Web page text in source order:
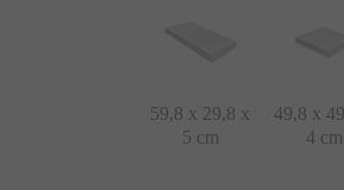
59,8 x 29,8 x
5 cm
49,8 x
4 cm